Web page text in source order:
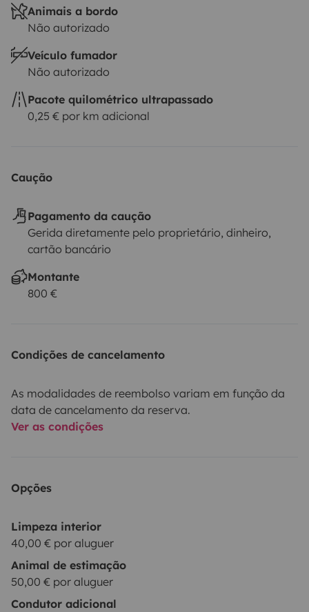
Animais a bordo
Não autorizado
Veículo fumador
Não autorizado
Pacote quilométrico ultrapassado
0,25 € por km adicional
Caução
Pagamento da caução
Gerida diretamente pelo proprietário, dinheiro,
cartão bancário
Montante
800 €
Condições de cancelamento
As modalidades de reembolso variam em função da
data de cancelamento da reserva.
Ver as condições
Opções
Limpeza interior
40,00 € por aluguer
Animal de estimação
50,00 € por aluguer
Condutor adicional